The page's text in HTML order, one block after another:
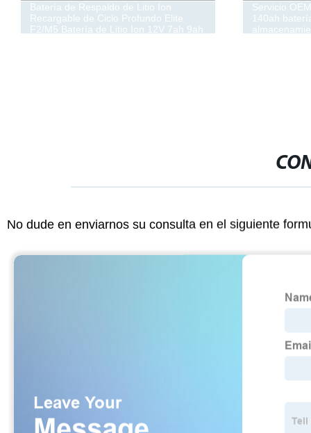
Batería de Respaldo de Litio Ion
Recargable de Ciclo Profundo Elite
F2/M5 Batería de Litio Ion 12V 7ah 9ah
Servicio
140ah
No dude en enviarnos su consulta en el siguiente